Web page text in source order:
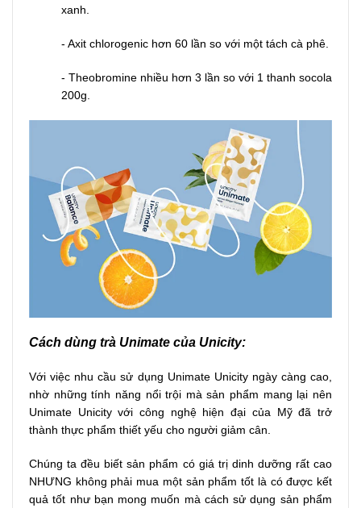
xanh.
- Axit chlorogenic hơn 60 lần so với một tách cà phê.
- Theobromine nhiều hơn 3 lần so với 1 thanh socola
200g.
Cách dùng trà Unimate của Unicity:
Với việc nhu cầu sử dụng Unimate Unicity ngày càng cao,
nhờ những tính năng nổi trội mà sản phẩm mang lại nên
Unimate Unicity với công nghệ hiện đại của Mỹ đã trở
thành thực phẩm thiết yếu cho người giảm cân.
Chúng ta đều biết sản phẩm có giá trị dinh dưỡng rất cao
NHƯNG không phải mua một sản phẩm tốt là có được kết
quả tốt như bạn mong muốn mà cách sử dụng sản phẩm